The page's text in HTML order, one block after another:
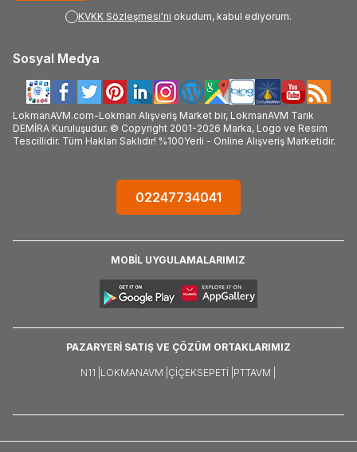
KVKK Sözleşmesi'ni okudum, kabul ediyorum.
Sosyal Medya
LokmanAVM.com-Lokman Alışveriş Market bir, LokmanAVM Tarık
DEMİRA Kuruluşudur. © Copyright 2001-2026 Marka, Logo ve Resim
Tescillidir. Tüm Hakları Saklıdır! %100Yerli - Online Alışveriş Marketidir.
02247734041
MOBİL UYGULAMALARIMIZ
PAZARYERİ SATIŞ VE ÇÖZÜM ORTAKLARIMIZ
N11 | LOKMANAVM | ÇIÇEKSEPETI | PTTAVM |